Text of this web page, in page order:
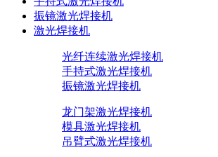
振镜激光焊接机
激光焊接机
光纤连续激光焊接机
手持式激光焊接机
振镜激光焊接机
龙门架激光焊接机
模具激光焊接机
吊臂式激光焊接机